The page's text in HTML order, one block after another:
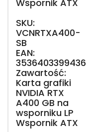
Wspornik ATX
SKU:
VCNRTXA400-
SB
EAN:
3536403399436
Zawartość:
Karta grafiki
NVIDIA RTX
A400 GB na
wsporniku LP
Wspornik ATX